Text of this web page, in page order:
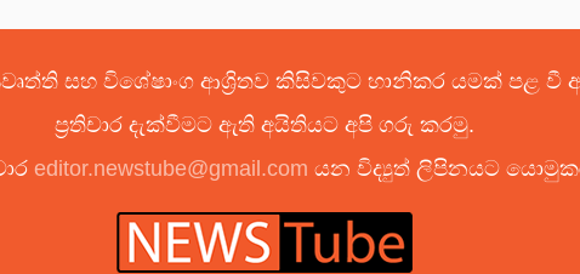
සහ විශේෂාංග ආශ්‍රිතව කිසිවකුට හානිකර යමක් පළ
ප්‍රතිචාර දැක්වීමට ඇති අයිතියට අපි ගරු කරමු.
editor.newstube@gmail.com යන විද්‍යුත් ලිපිනයට